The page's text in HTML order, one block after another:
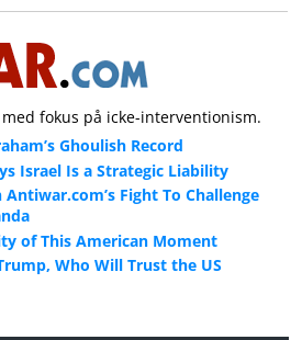
fokus på icke-interventionism.
Ghoulish Record
Israel Is a Strategic Liability
Fight To Challenge
of This American Moment
Who Will Trust the US